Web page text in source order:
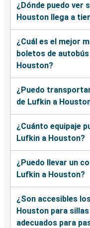
¿Dónde puedo ver
Houston llega a
¿Cuál es el mejor
boletos de
Houston?
¿Puedo
de Lufkin a
¿Cuánto equipaje
Lufkin a Houston?
¿Puedo llevar un
Lufkin a Houston?
¿Son accesibles
Houston para
adecuados para